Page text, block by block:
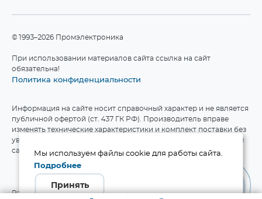
©1993–2026 Промэлектроника
При использовании материалов сайта ссылка на сайт
обязательна!
Политика конфиденциальности
Информация на сайте носит справочный характер и не является
публичной офертой (ст. 437 ГК РФ). Производитель вправе
изменять технические характеристики и комплект поставки без
уведомления. Актуальные данные приведены на официальном
сайте производителя.
Разработка сайта
Мы используем файлы cookie для работы сайта.
Подробнее
Принять